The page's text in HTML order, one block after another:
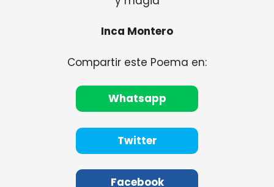
Inca Montero
Compartir este Poema en:
Whatsapp
Twitter
Facebook